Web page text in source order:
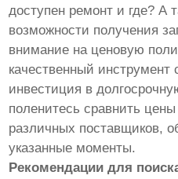
доступен ремонт и где? А
возможности получения
внимание на ценовую
качественный инструмент
инвестиция в
поленитесь сравнить
различных поставщиков,
указанные моменты.
Рекомендации для